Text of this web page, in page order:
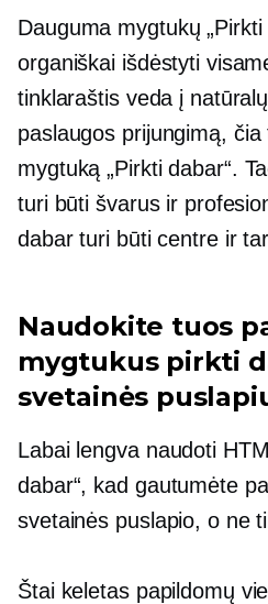
Dauguma mygtukų
organiškai išdėstyti
tinklaraštis veda į
paslaugos prijungimą,
mygtuką „Pirkti dabar“.
turi būti švarus ir
dabar turi būti centre ir
Naudokite tuos
mygtukus pirkti
svetainės
Labai lengva naudoti
dabar“, kad gautumėte
svetainės puslapio, o ne
Štai keletas papildomų